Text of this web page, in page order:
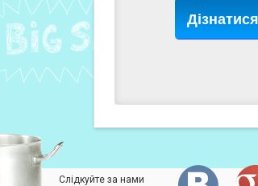
Слідкуйте за нами